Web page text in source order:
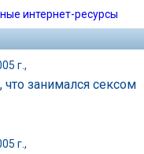
интернет-ресурсы
г.,
что занимался сексом
г.,